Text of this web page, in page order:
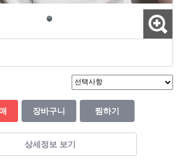
장바구니 찜하기
상세정보 보기